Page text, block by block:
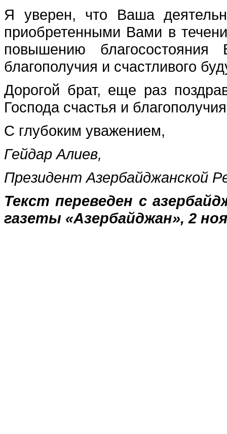
Я уверен, что Ваша
приобретенными Вами в
повышению
благополучия и счастливого
Дорогой брат, еще раз
Господа счастья и
С глубоким уважением,
Гейдар Алиев,
Президент Азербайджанской
Текст переведен с
газеты «Азербайджан», 2